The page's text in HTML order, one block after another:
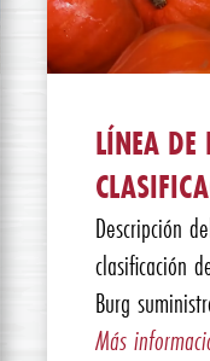
LÍNEA
Descripción
clasificación
Burg
Más